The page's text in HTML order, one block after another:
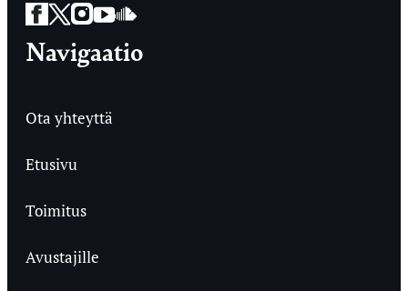
Facebook
Twitter
Instagram
YouTube
SoundCloud
Navigaatio
Ota yhteyttä
Etusivu
Toimitus
Avustajille